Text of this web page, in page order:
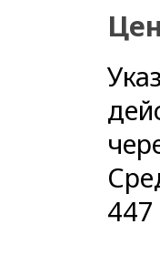
447